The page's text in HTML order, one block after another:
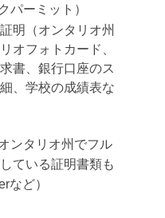
パーミット）
明（オンタリオ州
オフォトカード、
書、銀行口座のス
、学校の成績表な
ンタリオ州でフル
ている証明書類も
など）